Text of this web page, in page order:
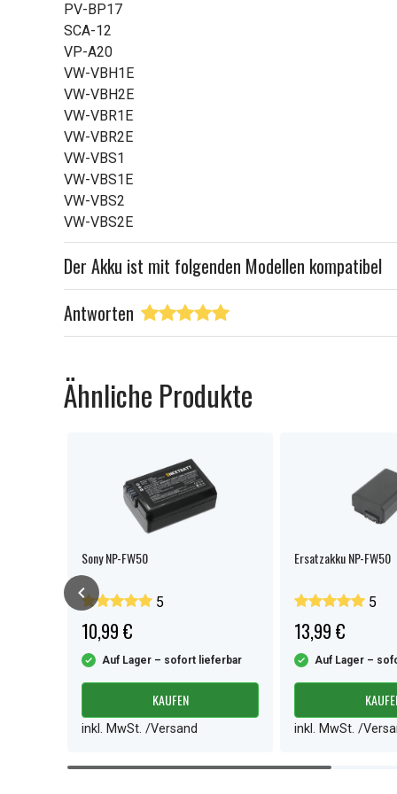
PV-BP17
SCA-12
VP-A20
VW-VBH1E
VW-VBH2E
VW-VBR1E
VW-VBR2E
VW-VBS1
VW-VBS1E
VW-VBS2
VW-VBS2E
Der Akku ist mit folgenden Modellen kompatibel
Antworten
Ähnliche Produkte
Sony NP-FW50
5
10,99 €
Auf Lager – sofort lieferbar
KAUFEN
inkl. MwSt. /Versand
Ersatzakku NP-FW50
5
13,99 €
Auf Lager –
inkl. MwSt. /
Item